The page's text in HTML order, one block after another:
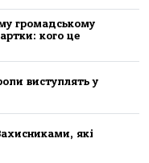
громадському
кого це
виступлять у
які